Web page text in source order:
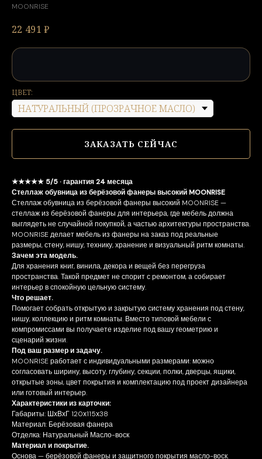
MOONRISE
22 491 ₽
ЦВЕТ:
ЗАКАЗАТЬ СЕЙЧАС
★★★★★ 5/5 · гарантия 24 месяца
Стеллаж обувница из берёзовой фанеры высокий MOONRISE
Стеллаж обувница из берёзовой фанеры высокий MOONRISE —
стеллаж из берёзовой фанеры для интерьера, где мебель должна
выглядеть не случайной покупкой, а частью архитектуры пространства.
MOONRISE делает мебель из фанеры на заказ под реальные
размеры, стену, нишу, технику, хранение и визуальный ритм комнаты.
Зачем эта модель.
Для хранения книг, винила, декора и вещей без перегруза
пространства. Такой предмет не спорит с ремонтом, а собирает
интерьер в спокойную цельную систему.
Что решает.
Помогает собрать открытую и закрытую систему хранения под стену,
нишу, коллекцию и ритм комнаты. Вместо типовой мебели с
компромиссами вы получаете изделие под вашу геометрию и
сценарий жизни.
Под ваш размер и задачу.
MOONRISE работает с индивидуальными размерами: можно
согласовать ширину, высоту, глубину, секции, полки, дверцы, ящики,
открытые зоны, цвет покрытия и комплектацию под проект дизайнера
или готовый интерьер.
Характеристики из карточки:
Габариты: ШхВхГ 120х115х38
Материал: Берёзовая фанера
Отделка: Натуральный Масло-воск
Материал и покрытие.
Основа — берёзовой фанеры и защитного покрытия масло-воск.